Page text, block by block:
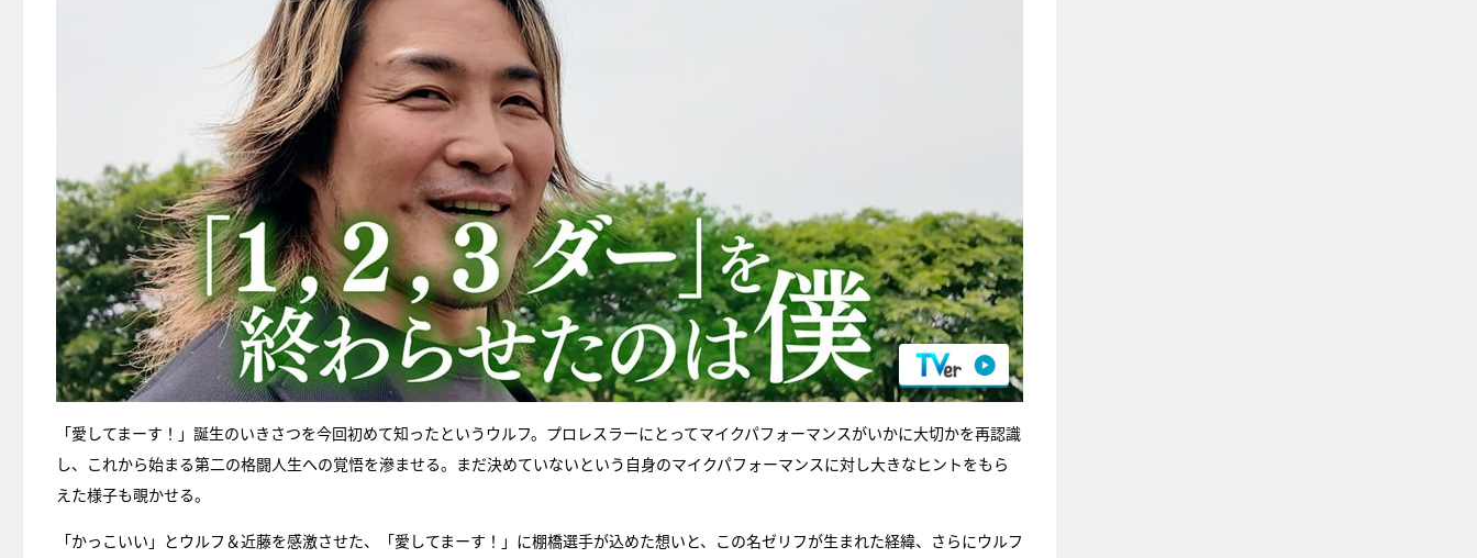
「愛してまーす！」誕生のいきさつを今回初めて知ったというウルフ。プロレスラーにとってマイクパフォーマンスがいかに大切かを再認識
し、これから始まる第二の格闘人生への覚悟を滲ませる。まだ決めていないという自身のマイクパフォーマンスに対し大きなヒントをもら
えた様子も覗かせる。
「かっこいい」とウルフ＆近藤を感激させた、「愛してまーす！」に棚橋選手が込めた想いと、この名ゼリフが生まれた経緯、さらにウルフ